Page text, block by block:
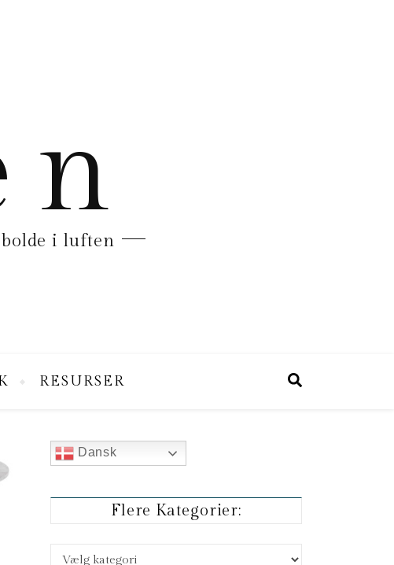
i luften
RESURSER
Dansk
Flere Kategorier:
Flere kategorier: